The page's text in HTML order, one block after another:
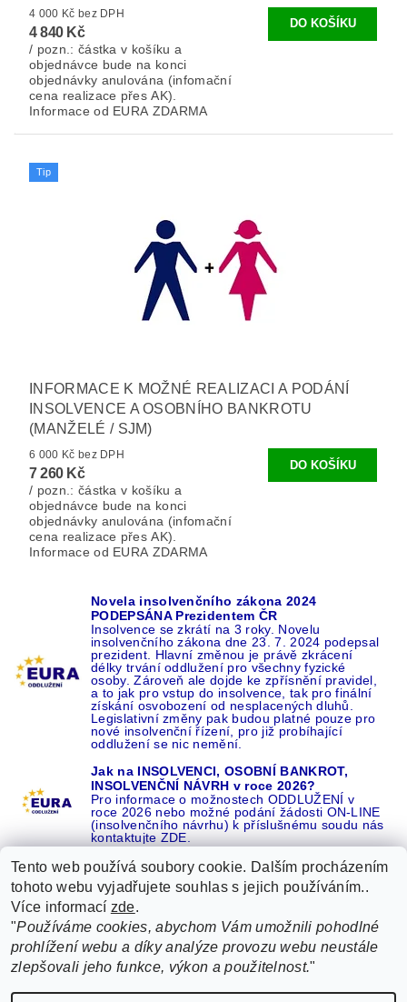
4 000 Kč bez DPH
4 840 Kč
/ pozn.: částka v košíku a
objednávce bude na konci
objednávky anulována (infomační
cena realizace přes AK).
Informace od EURA ZDARMA
Tip
INFORMACE K MOŽNÉ REALIZACI A PODÁNÍ
INSOLVENCE A OSOBNÍHO BANKROTU
(MANŽELÉ / SJM)
6 000 Kč bez DPH
7 260 Kč
/ pozn.: částka v košíku a
objednávce bude na konci
objednávky anulována (infomační
cena realizace přes AK).
Informace od EURA ZDARMA
Novela insolvenčního zákona 2024
PODEPSÁNA Prezidentem ČR
Insolvence se zkrátí na 3 roky. Novelu
insolvenčního zákona dne 23. 7. 2024 podepsal
prezident. Hlavní změnou je právě zkrácení
délky trvání oddlužení pro všechny fyzické
osoby. Zároveň ale dojde ke zpřísnění pravidel,
a to jak pro vstup do insolvence, tak pro finální
získání osvobození od nesplacených dluhů.
Legislativní změny pak budou platné pouze pro
nové insolvenční řízení, pro již probíhající
oddlužení se nic nemění.
Jak na INSOLVENCI, OSOBNÍ BANKROT,
INSOLVENČNÍ NÁVRH v roce 2026?
Pro informace o možnostech ODDLUŽENÍ v
roce 2026 nebo možné podání žádosti ON-LINE
(insolvenčního návrhu) k příslušnému soudu nás
kontaktujte ZDE.
Recenze o NÁS na GOOGLE 16 let REFERENCÍ v celé ČR |
Recenze o NÁS na SEZNAMU |
ŽÁDEJTE život BEZ DLUHŮ nebo EXEKUCÍ ZDE
Tento web používá soubory cookie. Dalším procházením
tohoto webu vyjadřujete souhlas s jejich používáním..
Více informací zde.
"Používáme cookies, abychom Vám umožnili pohodlné
prohlížení webu a díky analýze provozu webu neustále
zlepšovali jeho funkce, výkon a použitelnost."